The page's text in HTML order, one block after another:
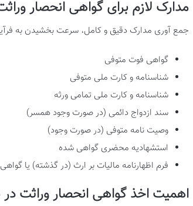
مدارک لازم برای گواهی انحصار
جمع آوری مدارک دقیق و کامل، سرعت بخشیدن به
گواهی فوت متوفی
شناسنامه و کارت ملی متوفی
شناسنامه و کارت ملی تمامی ورثه
سند ازدواج دائمی (در صورت وجود همسر)
وصیت نامه متوفی (در صورت وجود)
استشهادیه محضری گواهی شده
فرم اظهارنامه مالیات بر ارث (در گذشته) یا
اهمیت اخذ گواهی انحصار وراثت